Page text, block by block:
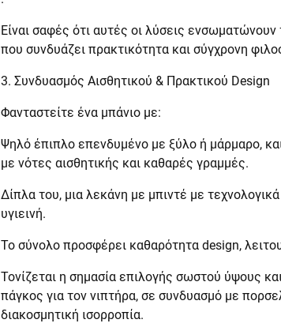
Είναι σαφές ότι αυτές οι λύσεις
που συνδυάζει πρακτικότητα και σύγχρονη
3. Συνδυασμός Αισθητικού & Πρακτικού Design
Φανταστείτε ένα μπάνιο με:
Ψηλό έπιπλο επενδυμένο με ξύλο ή μάρμαρο,
με νότες αισθητικής και καθαρές γραμμές.
Δίπλα του, μια λεκάνη με μπιντέ με
υγιεινή.
Το σύνολο προσφέρει καθαρότητα design,
Τονίζεται η σημασία επιλογής σωστού ύψους
πάγκος για τον νιπτήρα, σε συνδυασμό με
διακοσμητική ισορροπία.